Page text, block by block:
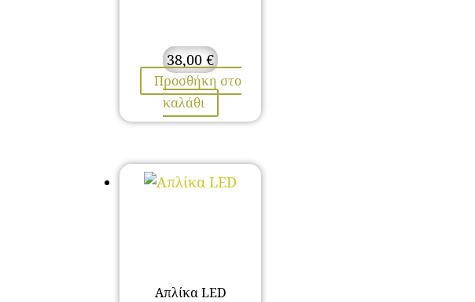
38,00 €
Προσθήκη στο
καλάθι
Απλίκα LED